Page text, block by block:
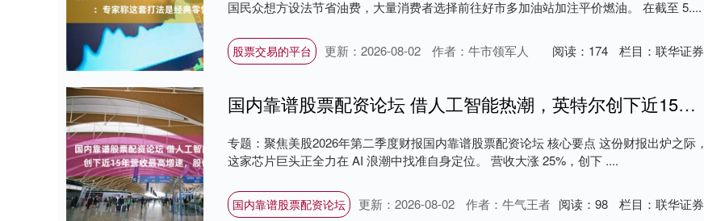
国民众想方设法节省油费，大量消费者选择前往好市多加油站加注平价燃油。 在截至 5....
股票交易的平台 更新：2026-08-02 作者：牛市领军人 阅读： 174 栏目： 联华证券
国内靠谱股票配资论坛 借人工智能热潮，英特尔创下近15年营收最高增速，股价却遭遇大跌
专题：聚焦美股2026年第二季度财报国内靠谱股票配资论坛 核心要点 这份财报出炉之际，
这家芯片巨头正全力在 AI 浪潮中找准自身定位。 营收大涨 25%，创下 ....
国内靠谱股票配资论坛 更新：2026-08-02 作者：牛气王者 阅读： 98 栏目： 联华证券